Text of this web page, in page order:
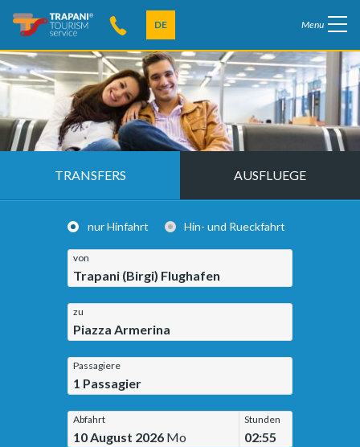
DE Menu
TRANSFERS AUSFLUEGE
nur Hinfahrt Hin- und Rueckfahrt
von
Trapani (Birgi) Flughafen
zu
Piazza Armerina
Passagiere
1 Passagier
Abfahrt
10 August 2026 Mo
Stunden
02:55